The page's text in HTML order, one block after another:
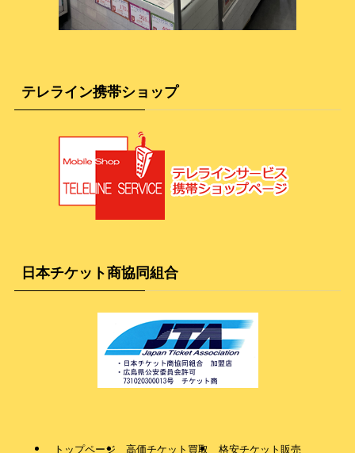
テレライン携帯ショップ
日本チケット商協同組合
トップページ 高価チケット買取 格安チケット販売